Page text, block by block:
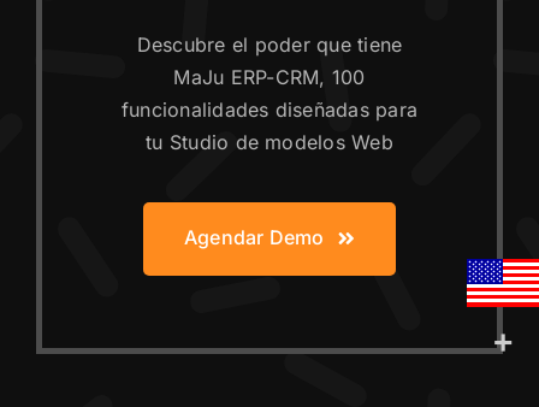
Descubre el poder que tiene
MaJu ERP-CRM, 100
funcionalidades diseñadas para
tu Studio de modelos Web
Agendar Demo